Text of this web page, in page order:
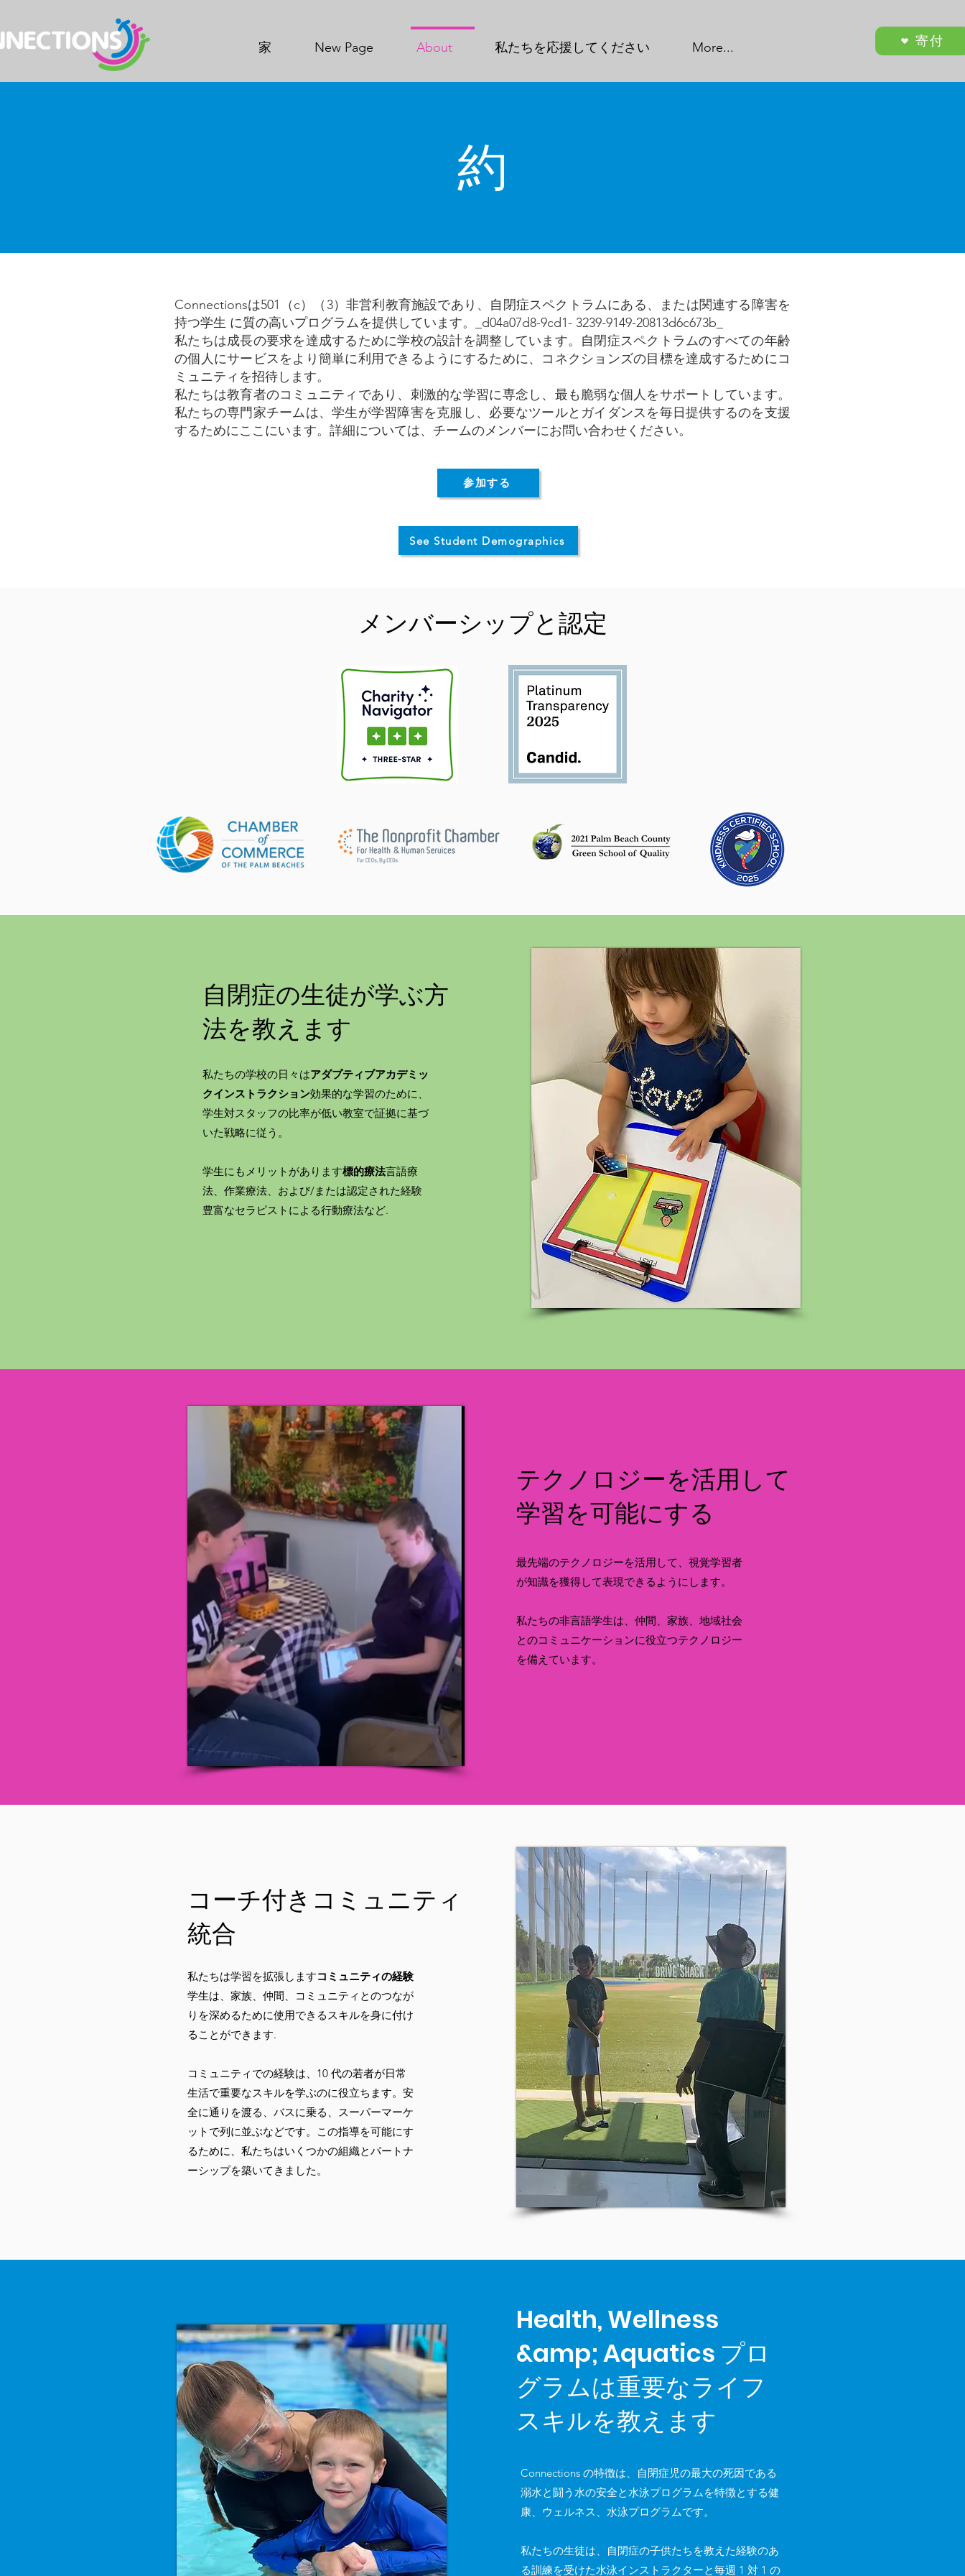
家 New Page About 私たちを応援してください More... 寄付
約
Connectionsは501（c）（3）非営利教育施設であり、自閉症スペクトラムにある、または関連する障害を
持つ学生 に質の高いプログラムを提供しています。​_d04a07d8-9cd1- 3239-9149-20813d6c673b_​​​
私たちは成長の要求を達成するために学校の設計を調整しています。自閉症スペクトラムのすべての年齢
の個人にサービスをより簡単に利用できるようにするために、コネクションズの目標を達成するためにコ
ミュニティを招待します。
私たちは教育者のコミュニティであり、刺激的な学習に専念し、最も脆弱な個人をサポートしています。
私たちの専門家チームは、学生が学習障害を克服し、必要なツールとガイダンスを毎日提供するのを支援
するためにここにいます。詳細については、チームのメンバーにお問い合わせください。
参加する
See Student Demographics
メンバーシップと認定
自閉症の生徒が学ぶ方
法を教えます
私たちの学校の日々はアダプティブアカデミッ
クインストラクション効果的な学習のために、
学生対スタッフの比率が低い教室で証拠に基づ
いた戦略に従う。
学生にもメリットがあります標的療法言語療
法、作業療法、および/または認定された経験
豊富なセラピストによる行動療法など.
コーチ付きコミュニティ
統合
私たちは学習を拡張しますコミュニティの経験
学生は、家族、仲間、コミュニティとのつなが
りを深めるために使用できるスキルを身に付け
ることができます.
コミュニティでの経験は、10 代の若者が日常
生活で重要なスキルを学ぶのに役立ちます。安
全に通りを渡る、バスに乗る、スーパーマーケ
ットで列に並ぶなどです。この指導を可能にす
るために、私たちはいくつかの組織とパートナ
ーシップを築いてきました。
テクノロジーを活用して
学習を可能にする
最先端のテクノロジーを活用して、視覚学習者
が知識を獲得して表現できるようにします。
私たちの非言語学生は、仲間、家族、地域社会
とのコミュニケーションに役立つテクノロジー
を備えています。
Health, Wellness
&amp; Aquatics プロ
グラムは重要なライフ
スキルを教えます
Connections の特徴は、自閉症児の最大の死因である
溺水と闘う水の安全と水泳プログラムを特徴とする健
康、ウェルネス、水泳プログラムです。
私たちの生徒は、自閉症の子供たちを教えた経験のあ
る訓練を受けた水泳インストラクターと毎週 1 対 1 の